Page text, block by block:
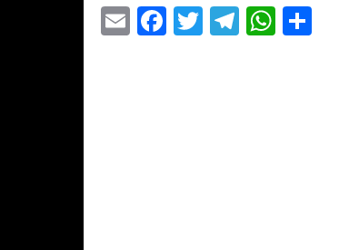
E
F
T
T
W